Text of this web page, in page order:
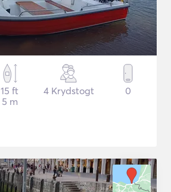
15 ft
5 m
4 Krydstogt 0